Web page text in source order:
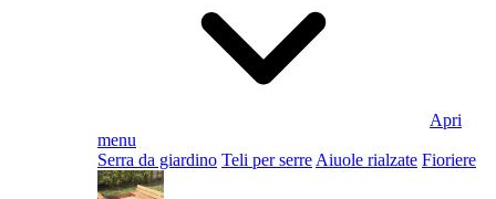
Apri
menu
Serra da giardino Teli per serre Aiuole rialzate Fioriere